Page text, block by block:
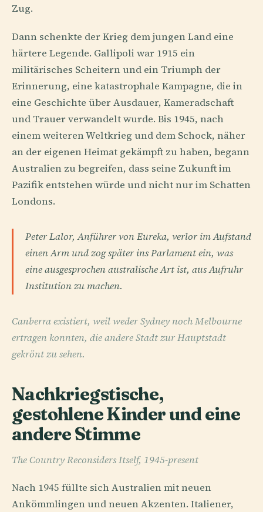
Zug.
Dann schenkte der Krieg dem jungen Land eine
härtere Legende. Gallipoli war 1915 ein
militärisches Scheitern und ein Triumph der
Erinnerung, eine katastrophale Kampagne, die in
eine Geschichte über Ausdauer, Kameradschaft
und Trauer verwandelt wurde. Bis 1945, nach
einem weiteren Weltkrieg und dem Schock, näher
an der eigenen Heimat gekämpft zu haben, begann
Australien zu begreifen, dass seine Zukunft im
Pazifik entstehen würde und nicht nur im Schatten
Londons.
Peter Lalor, Anführer von Eureka, verlor im Aufstand
einen Arm und zog später ins Parlament ein, was
eine ausgesprochen australische Art ist, aus Aufruhr
Institution zu machen.
Canberra existiert, weil weder Sydney noch Melbourne
ertragen konnten, die andere Stadt zur Hauptstadt
gekrönt zu sehen.
Nachkriegstische,
gestohlene Kinder und eine
andere Stimme
The Country Reconsiders Itself, 1945-present
Nach 1945 füllte sich Australien mit neuen
Ankömmlingen und neuen Akzenten. Italiener,